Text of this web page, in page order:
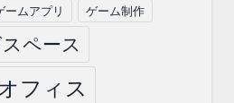
ームアプリ ゲーム制作
ペース
フィス